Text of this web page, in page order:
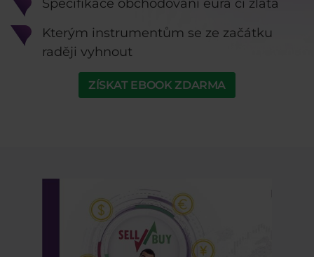
Specifikace obchodování eura či zlata
Kterým instrumentům se ze začátku
raději vyhnout
ZÍSKAT EBOOK ZDARMA